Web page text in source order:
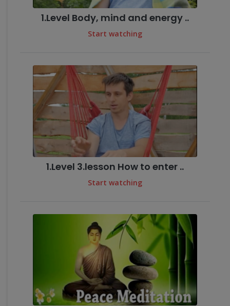
1.Level Body, mind and energy ..
Start watching
1.Level 3.lesson How to enter ..
Start watching